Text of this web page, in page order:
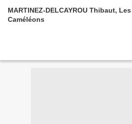
MARTINEZ-DELCAYROU Thibaut, Les
Caméléons